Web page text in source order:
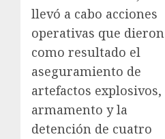
llevó a cabo acciones
operativas que dieron
como resultado el
aseguramiento de
artefactos explosivos,
armamento y la
detención de cuatro